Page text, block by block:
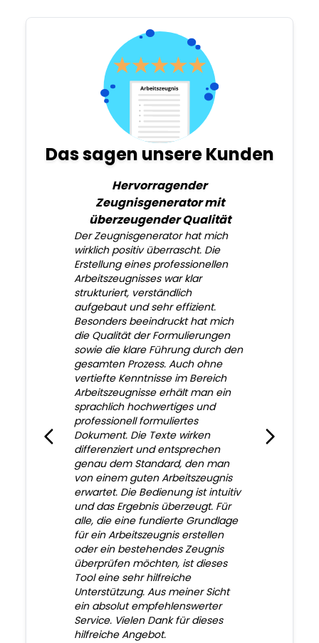
Das sagen unsere Kunden
Hervorragender
Zeugnisgenerator mit
überzeugender Qualität
Der Zeugnisgenerator hat mich
wirklich positiv überrascht. Die
Erstellung eines professionellen
Arbeitszeugnisses war klar
strukturiert, verständlich
aufgebaut und sehr effizient.
Besonders beeindruckt hat mich
die Qualität der Formulierungen
sowie die klare Führung durch den
gesamten Prozess. Auch ohne
vertiefte Kenntnisse im Bereich
Arbeitszeugnisse erhält man ein
sprachlich hochwertiges und
professionell formuliertes
Dokument. Die Texte wirken
differenziert und entsprechen
genau dem Standard, den man
von einem guten Arbeitszeugnis
erwartet. Die Bedienung ist intuitiv
und das Ergebnis überzeugt. Für
alle, die eine fundierte Grundlage
für ein Arbeitszeugnis erstellen
oder ein bestehendes Zeugnis
überprüfen möchten, ist dieses
Tool eine sehr hilfreiche
Unterstützung. Aus meiner Sicht
ein absolut empfehlenswerter
Service. Vielen Dank für dieses
hilfreiche Angebot.